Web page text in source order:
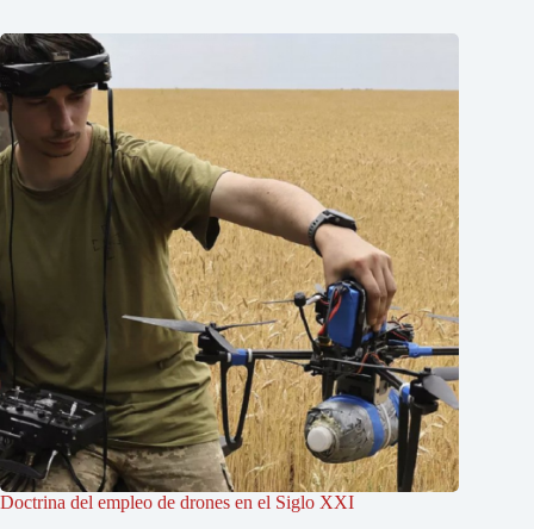
Doctrina del empleo de drones en el Siglo XXI